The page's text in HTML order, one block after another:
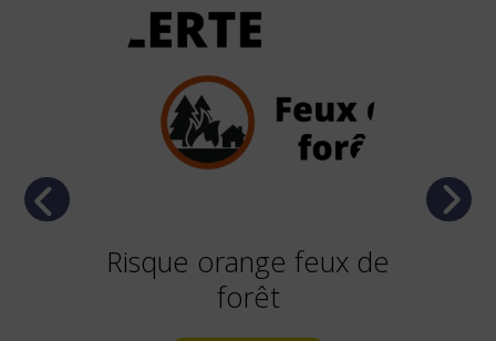
Previous
Risque orange feux de
forêt
Next